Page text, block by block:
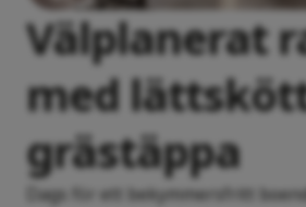
Välplanerat
med
grästäppa
Dags för ett bekymmersfritt